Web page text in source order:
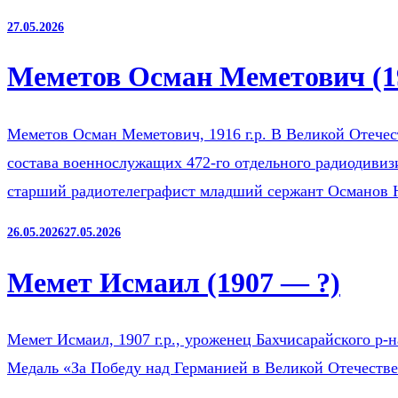
27.05.2026
Меметов Осман Меметович
Меметов Осман Меметович, 1916 г.р. В Великой
состава военнослужащих 472-го отдельного
старший радиотелеграфист младший сержант
26.05.202627.05.2026
Мемет Исмаил (1907 — ?)
Мемет Исмаил, 1907 г.р., уроженец Бахчисарайского
Медаль «За Победу над Германией в Великой